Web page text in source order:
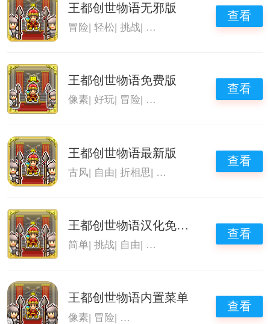
王都创世物语无邪版
冒险|轻松|挑战| 王都创世物语
查看
王都创世物语免费版
像素 |好玩 冒险 王都创世物语
查看
王都创世物语最新版
古风| 自由|折相思| 王都创世物语
查看
王都创世物语汉化免费版
简单 |挑战 自由 王都创世物语
查看
王都创世物语内置菜单
像素| 冒险| 像素风格游戏大全 王都创世物语
查看